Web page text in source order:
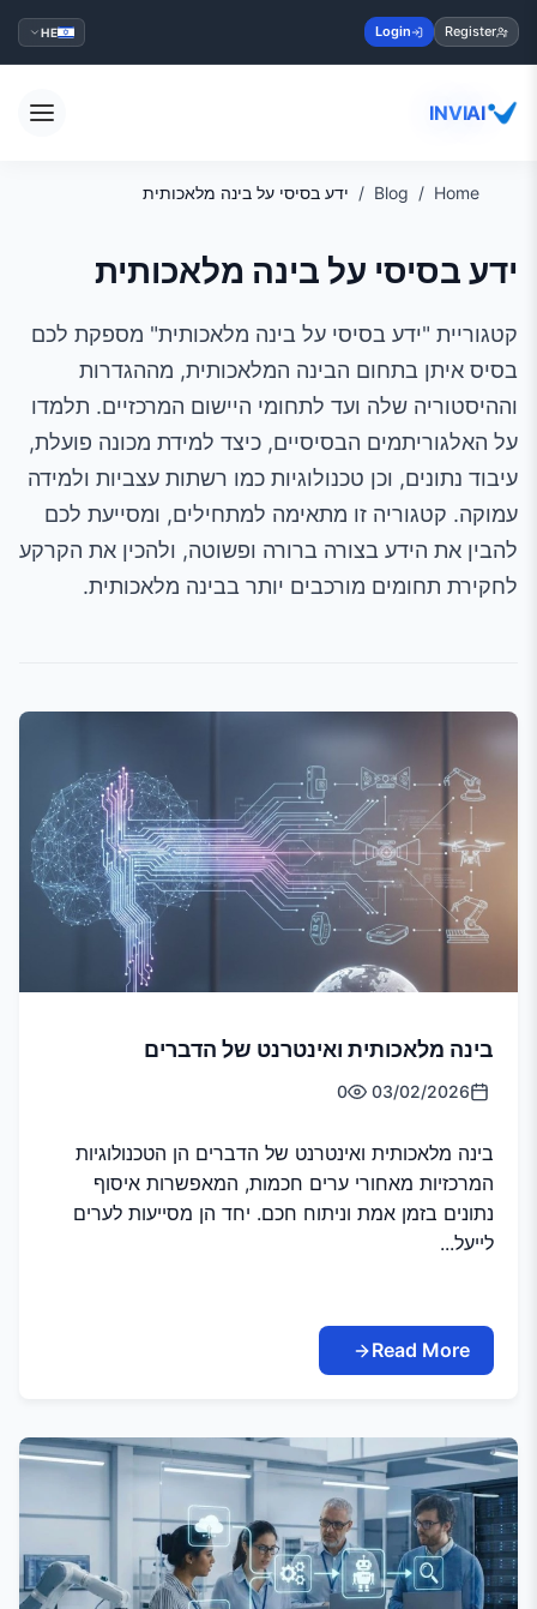
Register
Login
HE
INVIAI
Home
Blog ידע בסיסי על בינה מלאכותית
ידע בסיסי על בינה מלאכותית
קטגוריית "ידע בסיסי על בינה מלאכותית" מספקת לכם
בסיס איתן בתחום הבינה המלאכותית, מההגדרות
וההיסטוריה שלה ועד לתחומי היישום המרכזיים. תלמדו
על האלגוריתמים הבסיסיים, כיצד למידת מכונה פועלת,
עיבוד נתונים, וכן טכנולוגיות כמו רשתות עצביות ולמידה
עמוקה. קטגוריה זו מתאימה למתחילים, ומסייעת לכם
להבין את הידע בצורה ברורה ופשוטה, ולהכין את הקרקע
לחקירת תחומים מורכבים יותר בבינה מלאכותית.
בינה מלאכותית ואינטרנט של הדברים
03/02/2026
0
בינה מלאכותית ואינטרנט של הדברים הן הטכנולוגיות
המרכזיות מאחורי ערים חכמות, המאפשרות איסוף
נתונים בזמן אמת וניתוח חכם. יחד הן מסייעות לערים
לייעל...
Read More